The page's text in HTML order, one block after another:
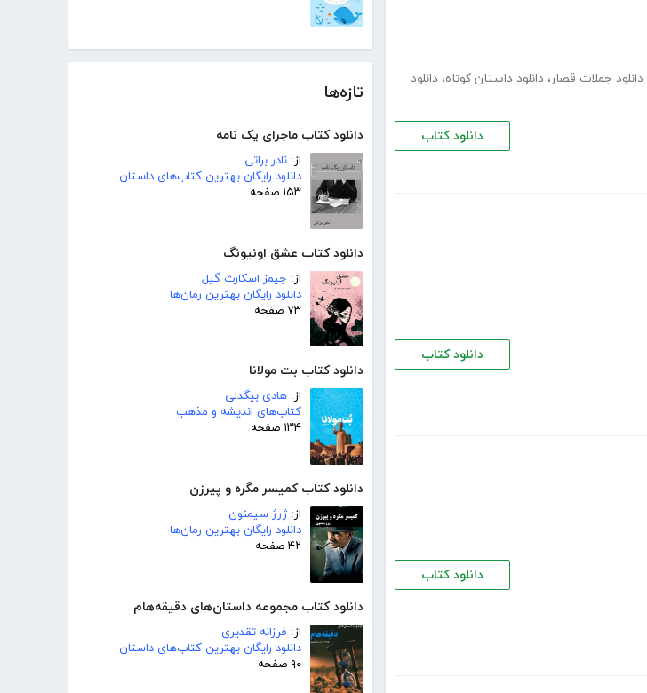
تازه‌ها
دانلود کتاب ماجرای یک نامه
از: نادر براتی
دانلود رایگان بهترین کتاب‌های داستان
۱۵۳ صفحه
دانلود کتاب عشق اونیونگ
از: جیمز اسکارث گیل
دانلود رایگان بهترین رمان‌ها
۷۳ صفحه
دانلود کتاب بت مولانا
از: هادی بیگدلی
کتاب‌های اندیشه و مذهب
۱۳۴ صفحه
دانلود کتاب کمیسر مگره و پیرزن
از:ژرژ سیمنون
دانلود رایگان بهترین رمان‌ها
۴۲ صفحه
دانلود کتاب مجموعه داستان‌های دقیقه‌هام
از: فرزانه تقدیری
دانلود رایگان بهترین کتاب‌های داستان
۹۰ صفحه
دانلود جملات قصار، دانلود داستان کوتاه، دانلود
دانلود کتاب
دانلود کتاب
دانلود کتاب